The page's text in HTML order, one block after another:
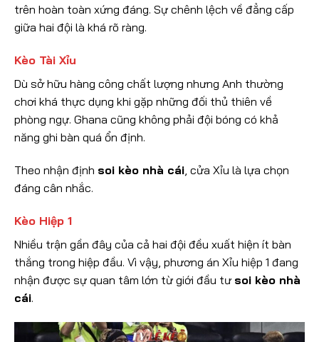
trên hoàn toàn xứng đáng. Sự chênh lệch về đẳng cấp
giữa hai đội là khá rõ ràng.
Kèo Tài Xỉu
Dù sở hữu hàng công chất lượng nhưng Anh thường
chơi khá thực dụng khi gặp những đối thủ thiên về
phòng ngự. Ghana cũng không phải đội bóng có khả
năng ghi bàn quá ổn định.
Theo nhận định soi kèo nhà cái, cửa Xỉu là lựa chọn
đáng cân nhắc.
Kèo Hiệp 1
Nhiều trận gần đây của cả hai đội đều xuất hiện ít bàn
thắng trong hiệp đầu. Vì vậy, phương án Xỉu hiệp 1 đang
nhận được sự quan tâm lớn từ giới đầu tư soi kèo nhà
cái.